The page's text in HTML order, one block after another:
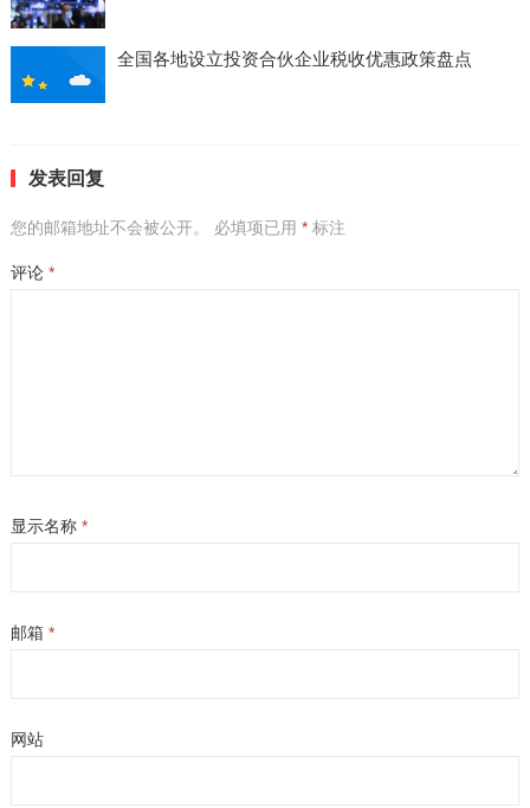
全国各地设立投资合伙企业税收优惠政策盘点
发表回复
您的邮箱地址不会被公开。 必填项已用 *标注
评论 *
显示名称 *
邮箱 *
网站